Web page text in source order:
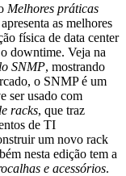
Melhores práticas
as melhores
física de data center
downtime. Veja na
SNMP, mostrando
o SNMP é um
ser usado com
racks, que traz
de TI
um novo rack
nesta edição tem a
e acessórios.